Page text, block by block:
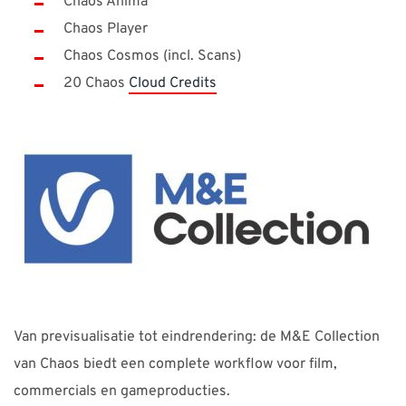
Chaos Player
Chaos Cosmos (incl. Scans)
20 Chaos Cloud Credits
Van previsualisatie tot eindrendering: de M&E Collection
van Chaos biedt een complete workflow voor film,
commercials en gameproducties.